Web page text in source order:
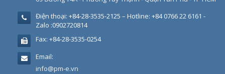
Điện thoại: +84-28-3535-2125 – Hotline: +84 0766 22 6161 -
Zalo :0902720814
Fax: +84-28-3535-0254
Email:
info@pm-e.vn